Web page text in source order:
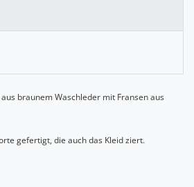
braunem Waschleder mit Fransen aus
gefertigt, die auch das Kleid ziert.